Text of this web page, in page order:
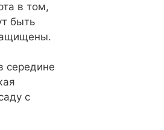
в том,
быть
середине
с